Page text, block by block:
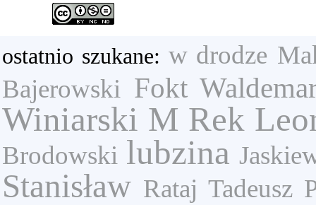
ostatnio szukane: w drodze
Bajerowski Fokt
Winiarski M Rek
Brodowski lubzina
Stanisław Rataj Tadeusz